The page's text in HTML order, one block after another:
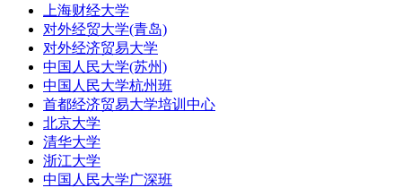
上海财经大学
对外经贸大学(青岛)
对外经济贸易大学
中国人民大学(苏州)
中国人民大学杭州班
首都经济贸易大学培训中心
北京大学
清华大学
浙江大学
中国人民大学广深班